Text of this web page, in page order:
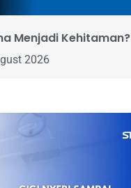
Menjadi Kehitaman?
2026